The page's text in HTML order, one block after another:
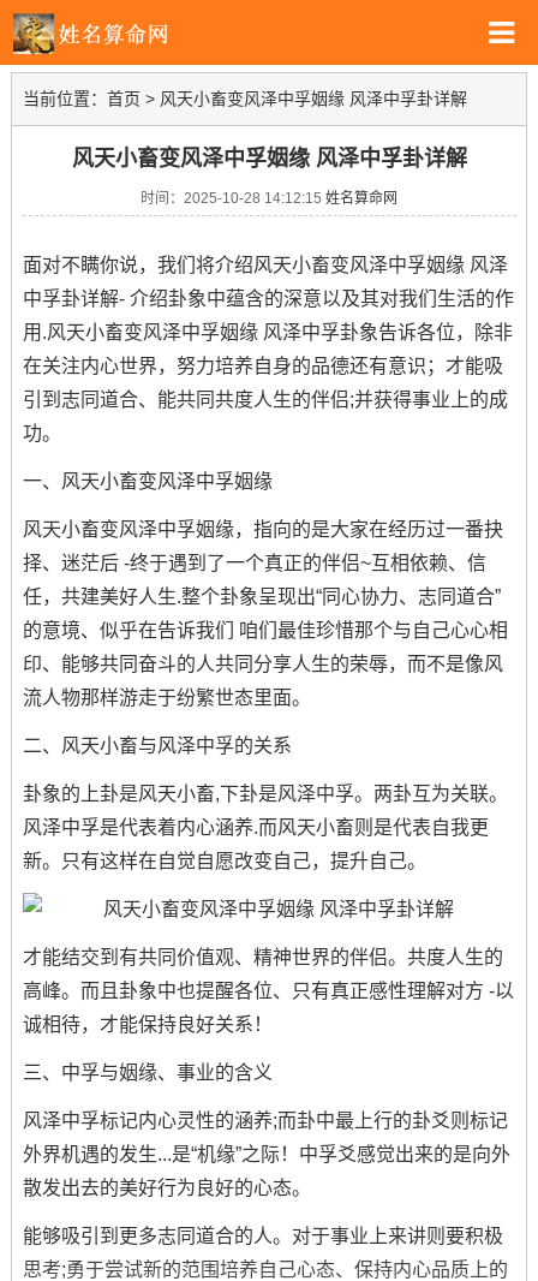
当前位置： 首页 > 风天小畜变风泽中孚姻缘 风泽中孚卦详解
风天小畜变风泽中孚姻缘 风泽中孚卦详解
时间：2025-10-28 14:12:15 姓名算命网
面对不瞒你说，我们将介绍风天小畜变风泽中孚姻缘 风泽
中孚卦详解- 介绍卦象中蕴含的深意以及其对我们生活的作
用.风天小畜变风泽中孚姻缘 风泽中孚卦象告诉各位，除非
在关注内心世界，努力培养自身的品德还有意识；才能吸
引到志同道合、能共同共度人生的伴侣;并获得事业上的成
功。
一、风天小畜变风泽中孚姻缘
风天小畜变风泽中孚姻缘，指向的是大家在经历过一番抉
择、迷茫后 -终于遇到了一个真正的伴侣~互相依赖、信
任，共建美好人生.整个卦象呈现出“同心协力、志同道合”
的意境、似乎在告诉我们 咱们最佳珍惜那个与自己心心相
印、能够共同奋斗的人共同分享人生的荣辱，而不是像风
流人物那样游走于纷繁世态里面。
二、风天小畜与风泽中孚的关系
卦象的上卦是风天小畜,下卦是风泽中孚。两卦互为关联。
风泽中孚是代表着内心涵养.而风天小畜则是代表自我更
新。只有这样在自觉自愿改变自己，提升自己。
才能结交到有共同价值观、精神世界的伴侣。共度人生的
高峰。而且卦象中也提醒各位、只有真正感性理解对方 -以
诚相待，才能保持良好关系！
三、中孚与姻缘、事业的含义
风泽中孚标记内心灵性的涵养;而卦中最上行的卦爻则标记
外界机遇的发生...是“机缘”之际！中孚爻感觉出来的是向外
散发出去的美好行为良好的心态。
能够吸引到更多志同道合的人。对于事业上来讲则要积极
思考;勇于尝试新的范围培养自己心态、保持内心品质上的